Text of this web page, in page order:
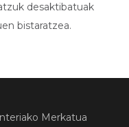
desaktibatuak
bistaratzea.
Merkatua